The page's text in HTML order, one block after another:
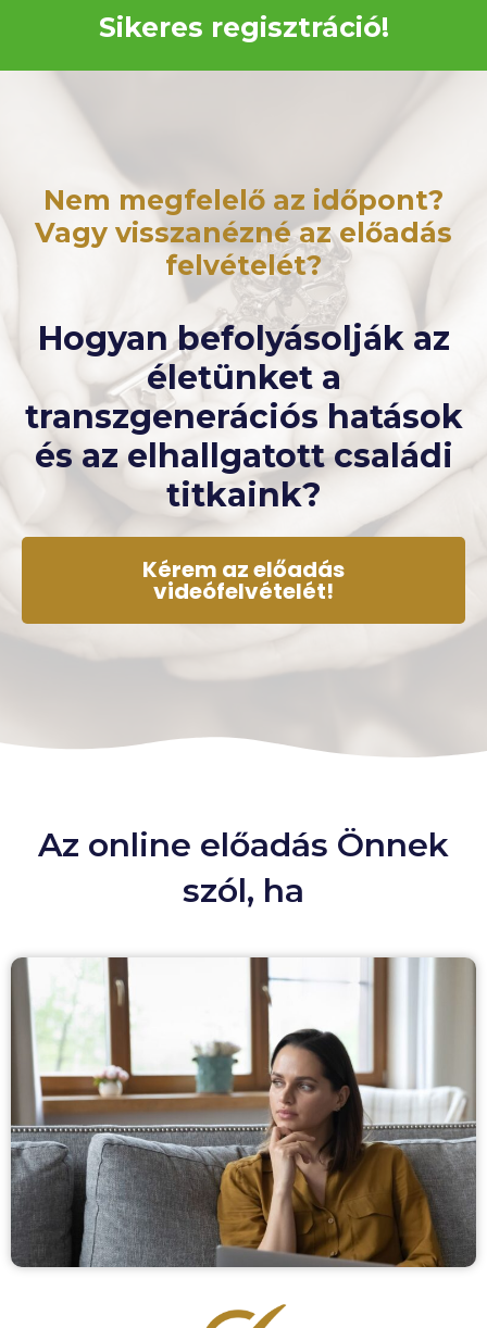
Sikeres regisztráció!
Nem megfelelő az időpont?
Vagy visszanézné az előadás
felvételét?
Hogyan befolyásolják az
életünket a
transzgenerációs hatások
és az elhallgatott családi
titkaink?
Kérem az előadás
videófelvételét!
Az online előadás Önnek
szól, ha